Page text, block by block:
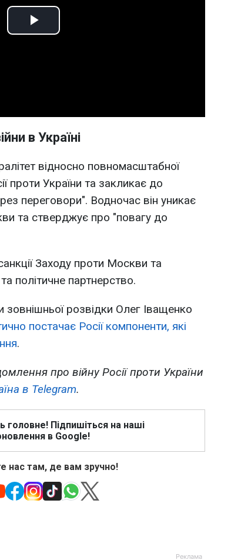
Play
в Україні
відносно повномасштабної
проти України та закликає до
переговори". Водночас він уникає
та стверджує про "повагу до
Заходу проти Москви та
політичне партнерство.
розвідки Олег Іващенко
постачає Росії компоненти, які
.
про війну Росії проти України
в Telegram.
головне! Підпишіться на наші
в Google!
нас там, де вам зручно!